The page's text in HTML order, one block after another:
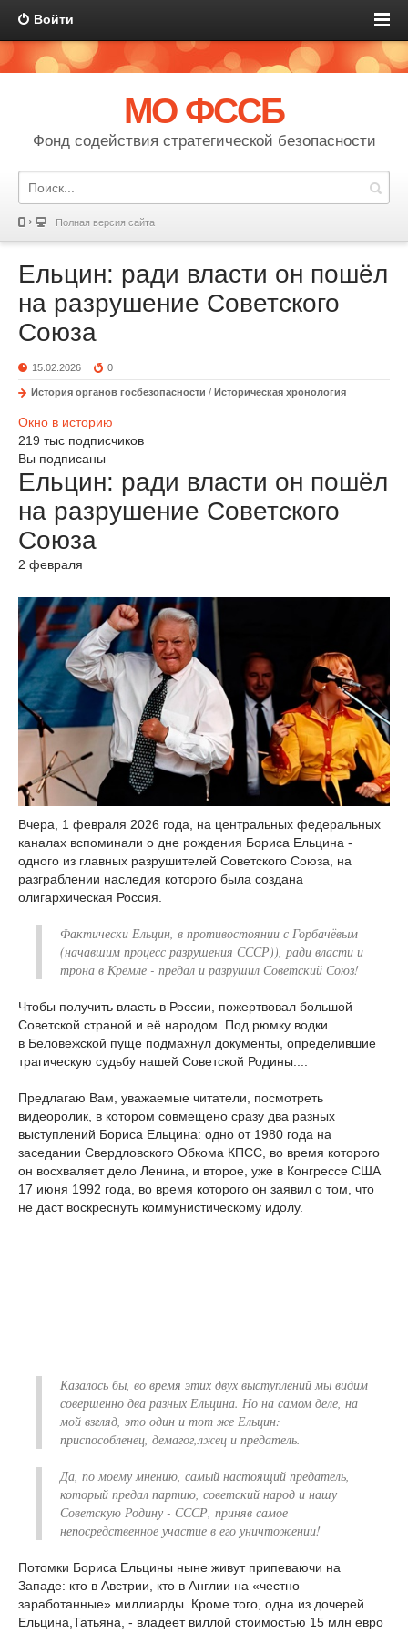
Войти
МО ФССБ
Фонд содействия стратегической безопасности
Полная версия сайта
Ельцин: ради власти он пошёл
на разрушение Советского
Союза
15.02.2026 0
История органов госбезопасности / Историческая хронология
Окно в историю
219 тыс подписчиков
Вы подписаны
Ельцин: ради власти он пошёл
на разрушение Советского
Союза
2 февраля
Вчера, 1 февраля 2026 года, на центральных федеральных
каналах вспоминали о дне рождения Бориса Ельцина -
одного из главных разрушителей Советского Союза, на
разграблении наследия которого была создана
олигархическая Россия.
Фактически Ельцин, в противостоянии с Горбачёвым
(начавшим процесс разрушения СССР)), ради власти и
трона в Кремле - предал и разрушил Советский Союз!
Чтобы получить власть в России, пожертвовал большой
Советской страной и её народом. Под рюмку водки
в Беловежской пуще подмахнул документы, определившие
трагическую судьбу нашей Советской Родины....
Предлагаю Вам, уважаемые читатели, посмотреть
видеоролик, в котором совмещено сразу два разных
выступлений Бориса Ельцина: одно от 1980 года на
заседании Свердловского Обкома КПСС, во время которого
он восхваляет дело Ленина, и второе, уже в Конгрессе США
17 июня 1992 года, во время которого он заявил о том, что
не даст воскреснуть коммунистическому идолу.
Казалось бы, во время этих двух выступлений мы видим
совершенно два разных Ельцина. Но на самом деле, на
мой взгляд, это один и тот же Ельцин:
приспособленец, демагог,лжец и предатель.
Да, по моему мнению, самый настоящий предатель,
который предал партию, советский народ и нашу
Советскую Родину - СССР, приняв самое
непосредственное участие в его уничтожении!
Потомки Бориса Ельцины ныне живут припеваючи на
Западе: кто в Австрии, кто в Англии на «честно
заработанные» миллиарды. Кроме того, одна из дочерей
Ельцина,Татьяна, - владеет виллой стоимостью 15 млн евро